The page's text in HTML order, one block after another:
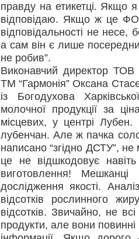
правду на етикетці. Якщо
відповідаю. Якщо ж це
відповідальності не
а сам він є лише
не робив”.
Виконавчий директор ТОВ
ТМ “Гармонія” Оксана
із Богодухова
молочної продукції за
місцевих, у центрі
лубенчан. Але ж пачка
написано “згідно ДСТУ”,
це не відшкодовує
виготовлення!
дослідження якості.
відсотків рослинного
відсотків. Звичайно, не
продукти, але вони